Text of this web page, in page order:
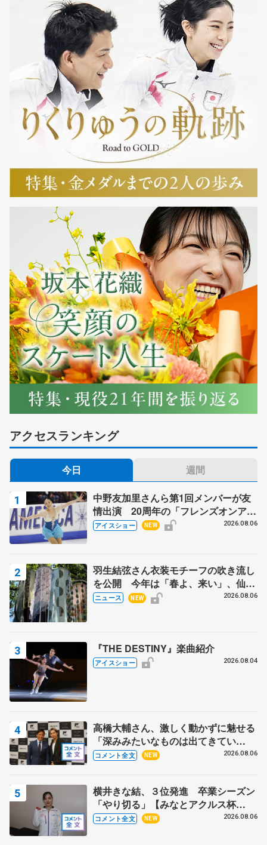
アクセスランキング
今日 週間
中野友加里さんら第1回メンバーが友
情出演 20周年の「フレンズオンアイ
ス」 宮本賢二さん、有川梨絵さん、
アイスショー NEW 2026.08.06
羽生結弦さん衣装モチーフの吹き流し
を公開 今年は「春よ、来い」、仙台
の瑞鳳殿
ニュース NEW 2026.08.06
『THE DESTINY』楽曲紹介
アイスショー 2026.08.04
高橋大輔さん、激しく動かずに魅せる
「深みみたいなものは出てきてい
る？」 〝兄さん〟と慕うレジェンド
コメント全文 NEW 2026.08.06
横井きな結、３位発進 卒業シーズン
「やり切る」【みなとアクルス杯
SP】
コメント全文 NEW 2026.08.06